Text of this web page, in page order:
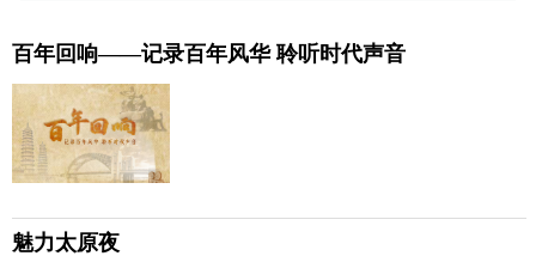
百年回响——记录百年风华 聆听时代声音
魅力太原夜